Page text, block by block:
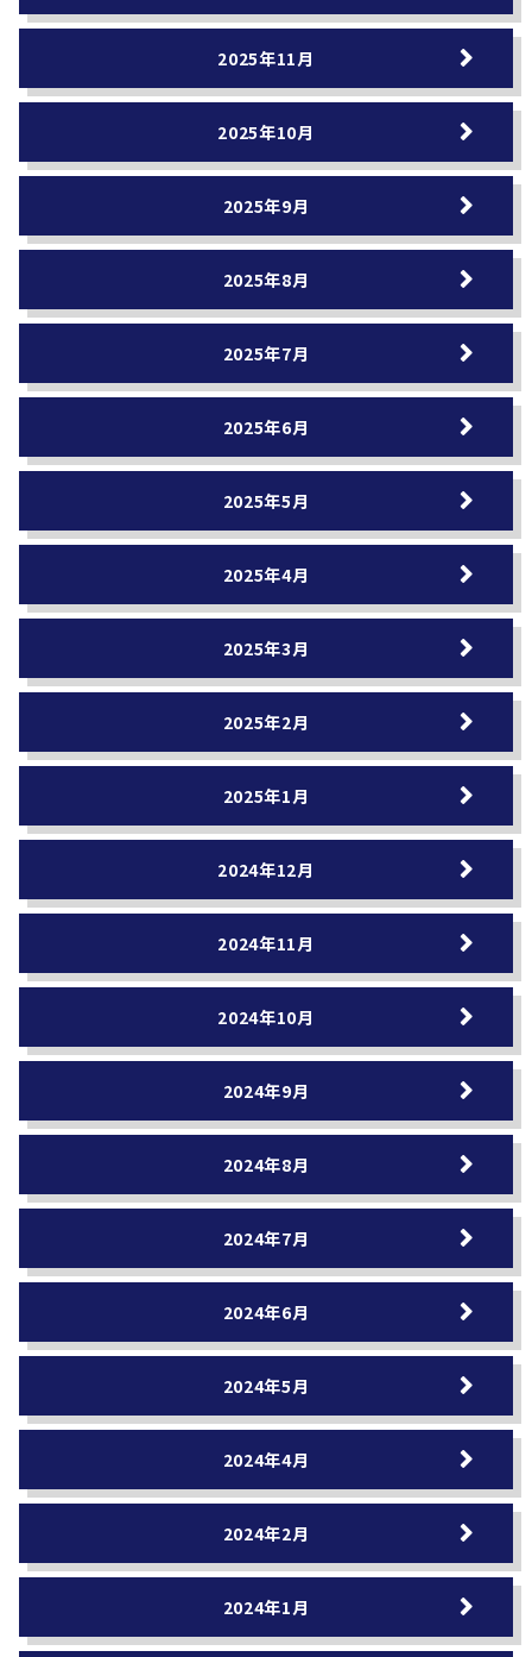
2025年11月
2025年10月
2025年9月
2025年8月
2025年7月
2025年6月
2025年5月
2025年4月
2025年3月
2025年2月
2025年1月
2024年12月
2024年11月
2024年10月
2024年9月
2024年8月
2024年7月
2024年6月
2024年5月
2024年4月
2024年2月
2024年1月